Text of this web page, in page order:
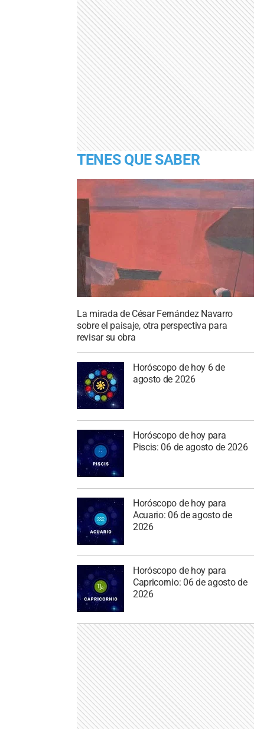
TENES QUE SABER
La mirada de César Fernández Navarro
sobre el paisaje, otra perspectiva para
revisar su obra
Horóscopo de hoy 6 de
agosto de 2026
Horóscopo de hoy para
Piscis: 06 de agosto de 2026
Horóscopo de hoy para
Acuario: 06 de agosto de
2026
Horóscopo de hoy para
Capricornio: 06 de agosto de
2026